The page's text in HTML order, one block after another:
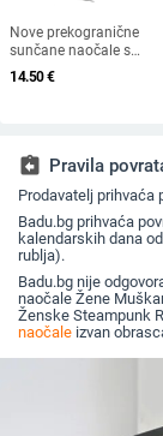
Nove prekogranične
sunčane naočale s
dvostrukim mostom
nepravilnog oblika,
jedinstvene sunčane
naočale
14.50€
assignment_return Pravila
Prodavatelj prihvaća
Badu.bg prihvaća
kalendarskih dana
rublja).
Badu.bg nije
naočale Žene
Ženske Steampunk
naočale izvan